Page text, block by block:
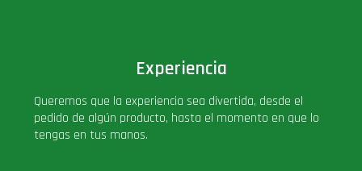
Experiencia
Queremos que la experiencia sea divertida, desde el
pedido de algún producto, hasta el momento en que lo
tengas en tus manos.